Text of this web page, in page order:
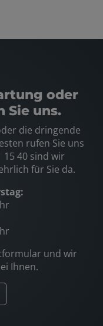
oder
Sie uns.
die dringende
rufen Sie uns
15 40 sind wir
für Sie da.
und wir
Ihnen.